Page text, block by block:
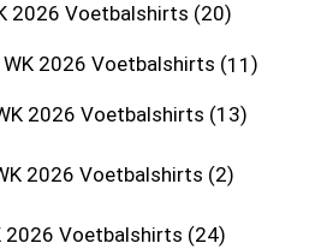
2026 Voetbalshirts 20
2026 Voetbalshirts 11
2026 Voetbalshirts 13
2026 Voetbalshirts 2
2026 Voetbalshirts 24